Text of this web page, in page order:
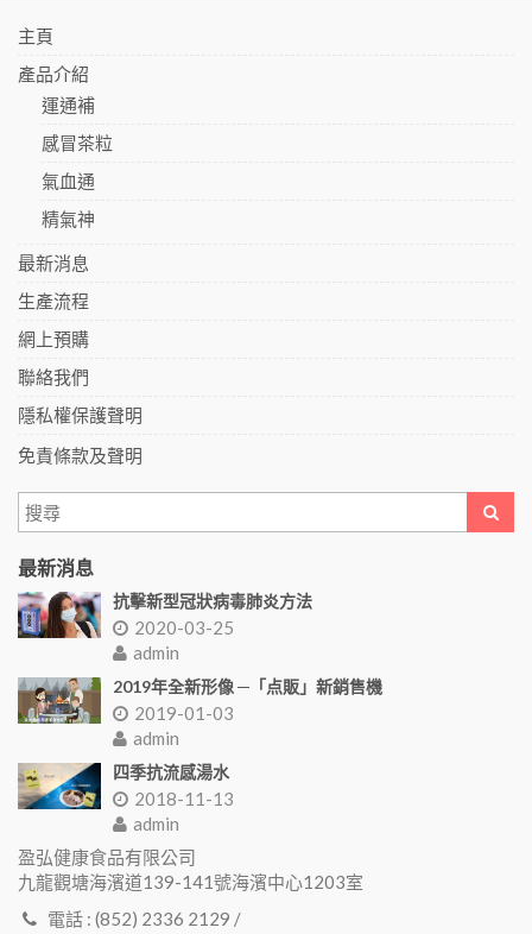
主頁
產品介紹
運通補
感冒茶粒
氣血通
精氣神
最新消息
生產流程
網上預購
聯絡我們
隱私權保護聲明
免責條款及聲明
最新消息
抗擊新型冠狀病毒肺炎方法
2020-03-25
admin
2019年全新形像 ─「点販」新銷售機
2019-01-03
admin
四季抗流感湯水
2018-11-13
admin
盈弘健康食品有限公司
九龍觀塘海濱道139-141號海濱中心1203室
電話 : (852) 2336 2129 /